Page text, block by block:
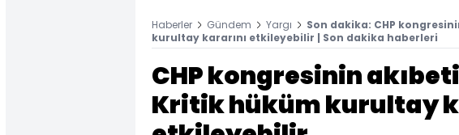
Haberler Gündem Yargı
Son dakika: CHP
kurultay kararını etkileyebilir | Son dakika haberleri
CHP kongresinin
Kritik hüküm kurultay